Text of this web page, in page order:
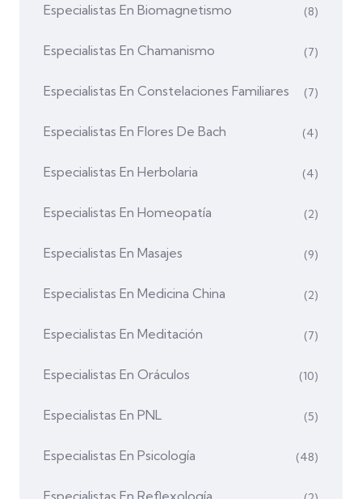
Especialistas En Biomagnetismo (8)
Especialistas En Chamanismo (7)
Especialistas En Constelaciones Familiares (7)
Especialistas En Flores De Bach (4)
Especialistas En Herbolaria (4)
Especialistas En Homeopatía (2)
Especialistas En Masajes (9)
Especialistas En Medicina China (2)
Especialistas En Meditación (7)
Especialistas En Oráculos (10)
Especialistas En PNL (5)
Especialistas En Psicología (48)
Especialistas En Reflexología